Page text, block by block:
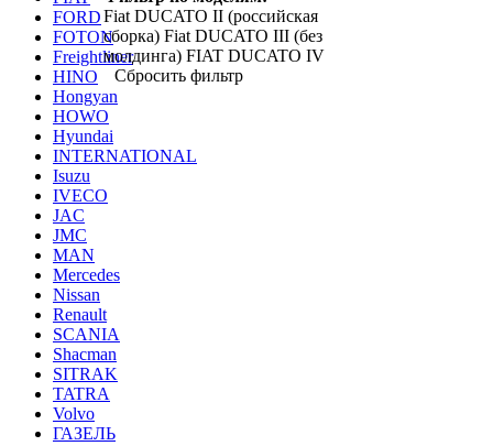
FORD
FOTON
Freightliner
HINO
Hongyan
HOWO
Hyundai
INTERNATIONAL
Isuzu
IVECO
JAC
JMC
MAN
Mercedes
Nissan
Renault
SCANIA
Shacman
SITRAK
TATRA
Volvo
ГАЗЕЛЬ
Fiat DUCATO II (российская
сборка) Fiat DUCATO III (без
молдинга) FIAT DUCATO IV
Сбросить фильтр